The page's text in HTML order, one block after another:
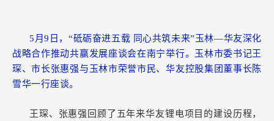
5月9日，“砥砺奋进五载 同心共筑未来”玉林—华友深化
战略合作推动共赢发展座谈会在南宁举行。
玉林市委书记王
琛、市长张惠强与玉林市荣誉市民、华友控股集团董事长陈
雪华一行座谈。
王琛、张惠强回顾了五年来华友锂电项目的建设历程，